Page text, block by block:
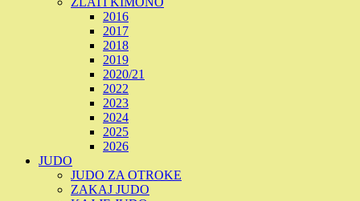
2016
2017
2018
2019
2020/21
2022
2023
2024
2025
2026
JUDO
JUDO ZA OTROKE
ZAKAJ JUDO